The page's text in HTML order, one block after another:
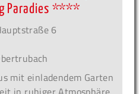
Paradies ****
6
mit einladendem Garten